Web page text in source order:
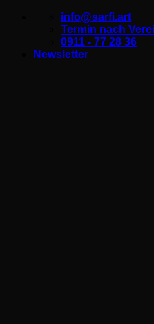
info@sarfi.art
Termin nach
0911 - 77 28 36
Newsletter